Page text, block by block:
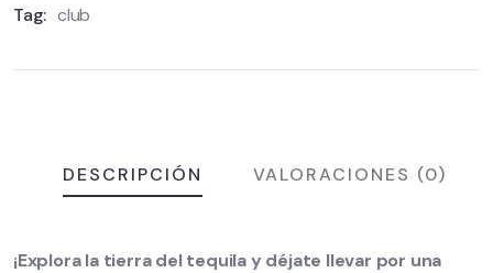
Tag: club
DESCRIPCIÓN VALORACIONES (0)
¡Explora la tierra del tequila y déjate llevar por una